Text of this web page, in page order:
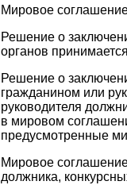
Мировое
Решение о
органов
Решение о
гражданином или
руководителя
в мировом
предусмотренные
Мировое
должника,